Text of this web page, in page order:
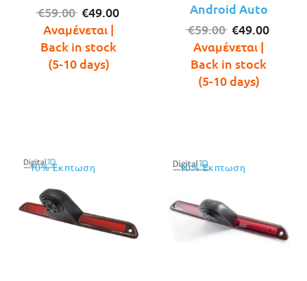
€59.00 Original
price
was:
€59.00.
€49.00
Αναμένεται |
Back in stock
(5-10 days)
Android Auto
€59.00 Original
price
was:
€59.00.
€49.00
Αναμένεται |
Back in stock
(5-10 days)
10% Έκπτωση 10% Έκπτωση